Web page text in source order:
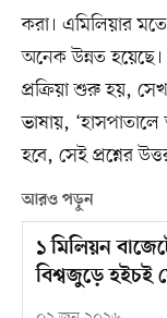
করা। এমিলিয়ার
অনেক উন্নত হয়েছে।
প্রক্রিয়া শুরু হয়,
ভাষায়,
হবে, সেই প্রশ্নের
আরও পড়ুন
১ মিলিয়ন
বিশ্বজুড়ে হইচই